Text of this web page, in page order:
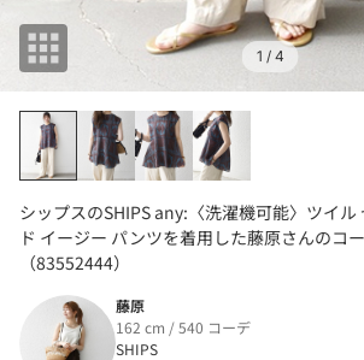
1 / 4
シップスのSHIPS any:〈洗濯機可能〉ツイル
ド イージー パンツを着用した藤原さんのコ
（83552444）
藤原
162 cm / 540 コーデ
SHIPS